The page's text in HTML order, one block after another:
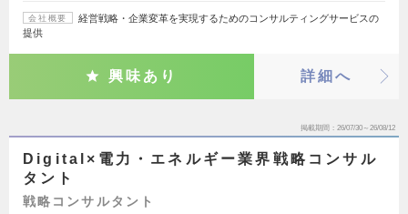
会社概要
経営戦略・企業変革を実現するためのコンサルティングサービスの
提供
興味あり 詳細へ
掲載期間 26/07/30～26/08/12
Digital×電力・エネルギー業界戦略コンサル
タント
戦略コンサルタント